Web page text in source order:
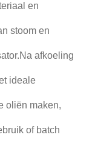
en
stoom en
afkoeling
ideale
oliën maken,
of batch